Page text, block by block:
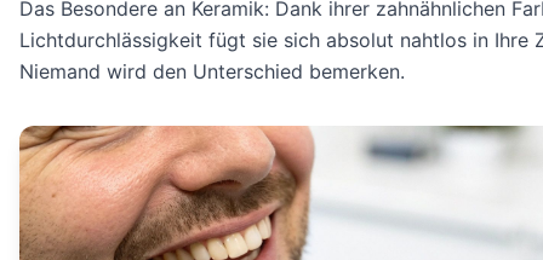
Das Besondere an Keramik: Dank ihrer zahnähnlichen
Lichtdurchlässigkeit fügt sie sich absolut nahtlos in Ihre
Niemand wird den Unterschied bemerken.